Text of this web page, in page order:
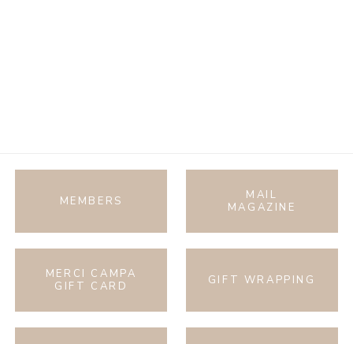
MEMBERS
MAIL
MAGAZINE
MERCI CAMPA
GIFT CARD
GIFT WRAPPING